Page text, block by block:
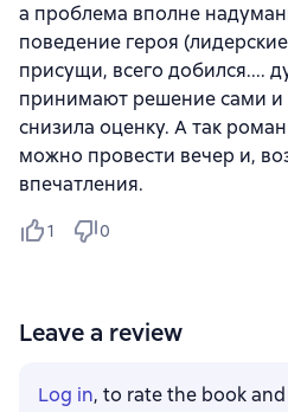
а проблема вполне
поведение героя
присущи, всего добился....
принимают решение сами и
снизила оценку. А так
можно провести вечер и,
впечатления.
1 0
Leave a review
Log in, to rate the book